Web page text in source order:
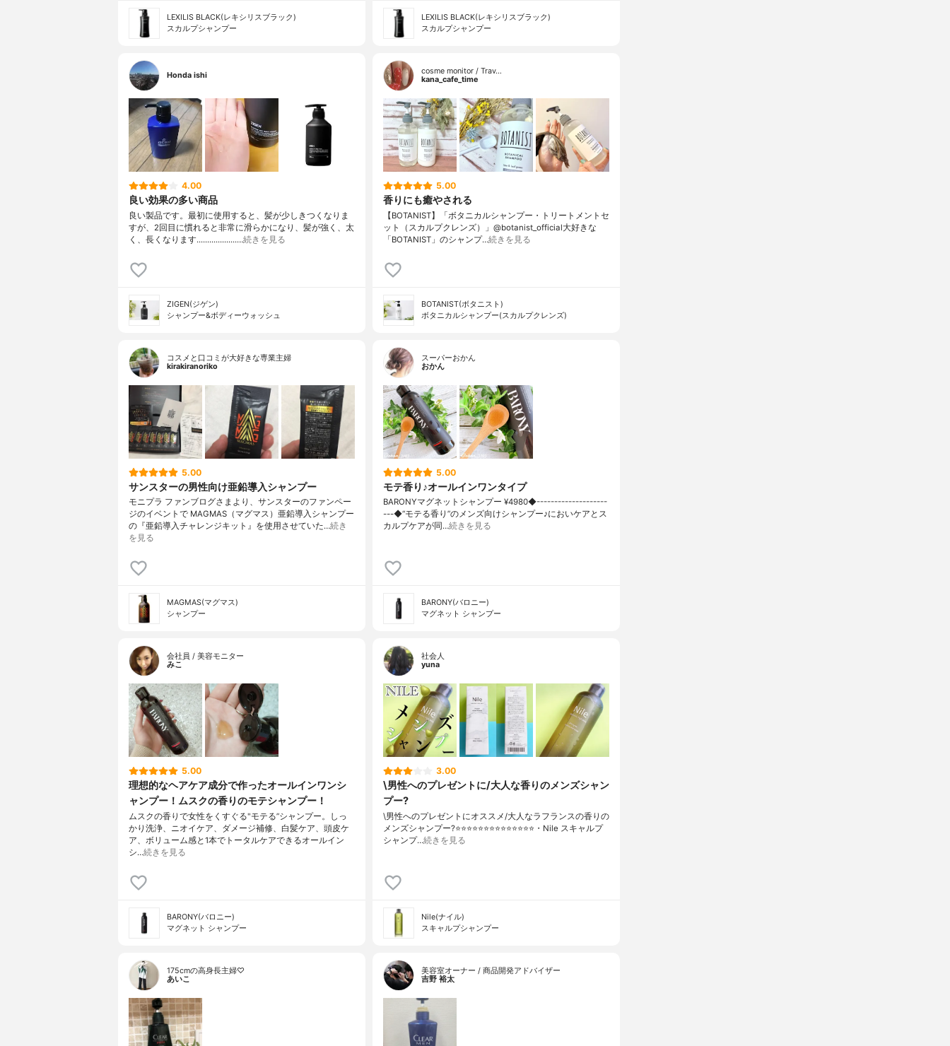
LEXILIS BLACK(レキシリスブラック)
スカルプシャンプー
LEXILIS BLACK(レキシリスブラック)
スカルプシャンプー
Honda ishi
4.00
良い効果の多い商品
良い製品です。最初に使用すると、髪が少しきつくなりま
すが、2回目に慣れると非常に滑らかになり、髪が強く、太
く、長くなります...................…続きを見る
ZIGEN(ジゲン)
シャンプー&ボディーウォッシュ
cosme monitor / Trav…
kana_cafe_time
5.00
香りにも癒やされる
【BOTANIST】「ボタニカルシャンプー・トリートメントセ
ット（スカルプクレンズ）」@botanist_official大好きな
「BOTANIST」のシャンプ…続きを見る
BOTANIST(ボタニスト)
ボタニカルシャンプー(スカルプクレンズ)
コスメと口コミが大好きな専業主婦
kirakiranoriko
5.00
サンスターの男性向け亜鉛導入シャンプー
モニプラ ファンブログさまより、サンスターのファンペー
ジのイベントで MAGMAS（マグマス）亜鉛導入シャンプー
の『亜鉛導入チャレンジキット』を使用させていた…続き
を見る
MAGMAS(マグマス)
シャンプー
スーパーおかん
おかん
5.00
モテ香り♪オールインワンタイプ
BARONYマグネットシャンプー ¥4980◆--------------------
---◆“モテる香り”のメンズ向けシャンプー♪においケアとス
カルプケアが同…続きを見る
BARONY(バロニー)
マグネット シャンプー
会社員 / 美容モニター
みこ
5.00
理想的なヘアケア成分で作ったオールインワンシ
ャンプー！ムスクの香りのモテシャンプー！
ムスクの香りで女性をくすぐる"モテる”シャンプー。しっ
かり洗浄、ニオイケア、ダメージ補修、白髪ケア、頭皮ケ
ア、ボリューム感と1本でトータルケアできるオールイン
シ…続きを見る
BARONY(バロニー)
マグネット シャンプー
社会人
yuna
3.00
\男性へのプレゼントに/大人な香りのメンズシャン
プー?
\男性へのプレゼントにオススメ/大人なラフランスの香りの
メンズシャンプー?⭐️⭐️⭐️⭐️⭐️⭐️⭐️⭐️⭐️⭐️⭐️⭐️⭐️⭐️・Nile スキャルプ
シャンプ…続きを見る
Nile(ナイル)
スキャルプシャンプー
175cmの高身長主婦♡
あいこ
美容室オーナー / 商品開発アドバイザー
吉野 裕太